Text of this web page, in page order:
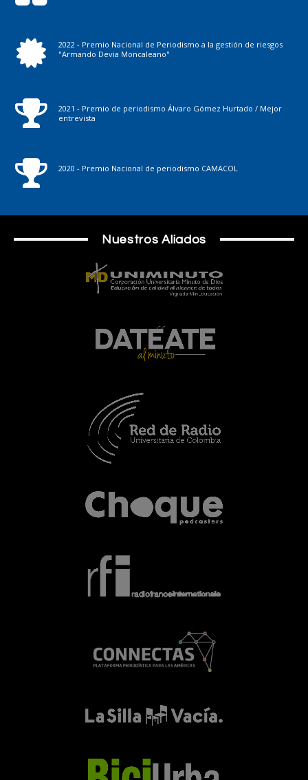
2022 - Premio Nacional de Periodismo a la gestión de riesgos
"Armando Devia Moncaleano"
2021 - Premio de periodismo Álvaro Gómez Hurtado / Mejor
entrevista
2020 - Premio Nacional de periodismo CAMACOL
Nuestros Aliados